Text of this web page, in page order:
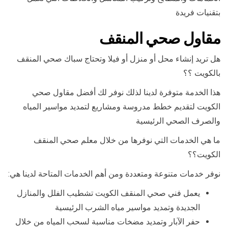
بتقنيات فريدة
مقاول صحي المنقف
هل تريد إنشاء محل أو منزل أو فيلا وتحتاج سباك صحي المنقف
بالكويت ؟؟
هذا الخدمة متوفرة لدينا لذلك نوفر لك أفضل مقاول صحي
الكويت لتقديم خطط مدروسة ومشاريع لتمديد مواسير المياه
والصرف الصحي الرئيسية
ما هي الخدمات التي نوفرها من خلال معلم صحي المنقف
الكويت؟؟
نوفر خدمات متنوعة ومتعددة ومن أهم الخدمات المتاحة لدينا هي:
يعمل فني صحي المنقف الكويت تشطيب الفلل والمنازل
الجديدة وتمديد مواسير مياه الشرب الرئيسية
حفر الآبار وتمديد مضخات مناسبة لسحب المياه من خلال